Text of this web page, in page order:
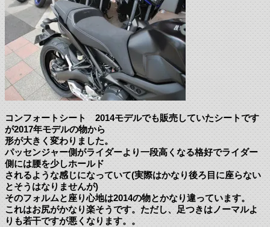
コンフォートシート 2014モデルでも販売していたシートです
が2017年モデルの物から
形が大きく変わりました。
パッセンジャー側がライダーより一段高くなる格好でライダー
側には腰を少しホールド
されるような感じになっていて(実際はかなり後ろ目に座らない
とそうはなりませんが)
そのフォルムと座り心地は2014の物とかなり違っています。
これはお尻がかなり楽そうです。ただし、足つきはノーマルよ
りも若干ですが悪くなります。。